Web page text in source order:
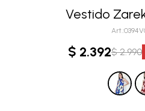
Vestido
$ 2.392$ 2.990